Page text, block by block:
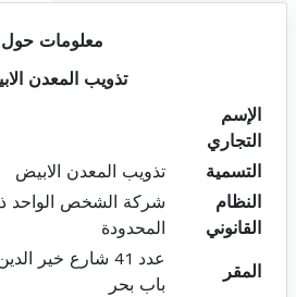
معلومات حول
تذويب المعدن
الإسم
التجاري
التسمية
تذويب المعدن الابيض
النظام
القانوني
شركة الشخص الواحد
المحدودة
المقر
باب بحر